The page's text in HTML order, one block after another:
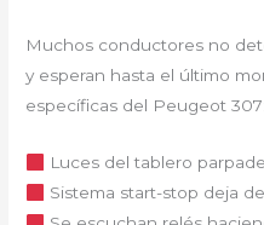
Muchos conductores no
y esperan hasta el último
específicas del Peugeot 307:
Luces del tablero
Sistema start-stop deja